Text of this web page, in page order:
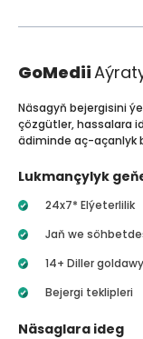
GoMedii
Näsagyň bejergisini
çözgütler, hassalara
ädiminde aç-açanlyk
Lukmançylyk
24x7* Elýeterlilik
Jaň we
14+ Diller goldawy
Bejergi teklipleri
Näsaglara ideg